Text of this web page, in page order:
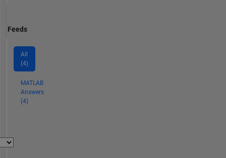
Feeds
All
(4)
MATLAB
Answers
(4)